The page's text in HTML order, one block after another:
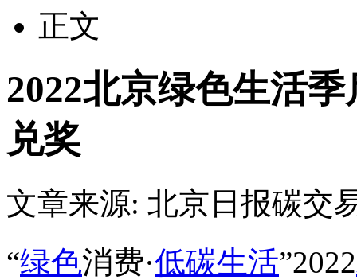
正文
2022北京绿色生活
兑奖
文章来源: 北京日报碳交
“绿色消费·低碳生活”2022